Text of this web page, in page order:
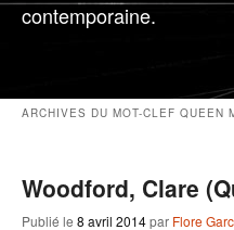
contemporaine.
ARCHIVES DU MOT-CLEF QUEEN
Woodford, Clare
Publié le 8 avril 2014par Flore